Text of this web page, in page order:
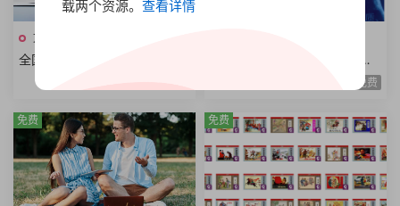
文档资料
全国一级建造师职业资格考试
电子版全6册
人人该懂科普系列丛书法庭科
学克隆技术科学哲学启蒙运动
扫描电子版本共9册
免费
免费 免费
载两个资源。 查看详情